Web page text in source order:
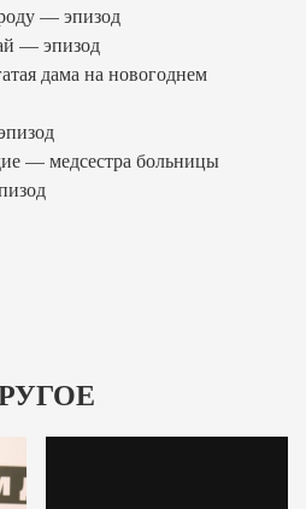
— эпизод
— эпизод
дама на новогоднем
— медсестра больницы